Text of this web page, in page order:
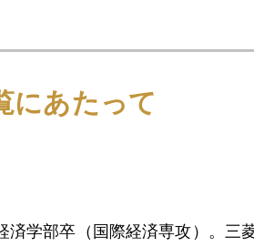
も。。。。
にあたって
済学部卒（国際経済専攻）。三